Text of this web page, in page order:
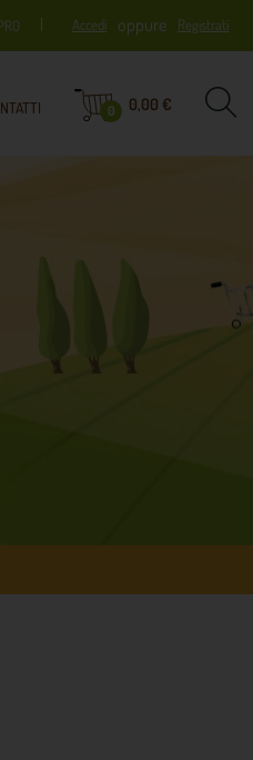
Accedi oppure Registrati
0 0,00 €